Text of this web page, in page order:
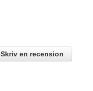
Skriv en recension